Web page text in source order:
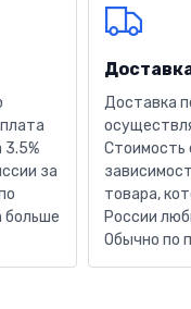
за
больше
Доставка
Стоимость
товара,
России
Обычно по